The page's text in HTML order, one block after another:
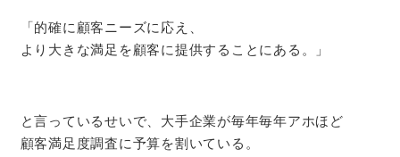
「的確に顧客ニーズに応え、
より大きな満足を顧客に提供することにある。」
と言っているせいで、大手企業が毎年毎年アホほど
顧客満足度調査に予算を割いている。